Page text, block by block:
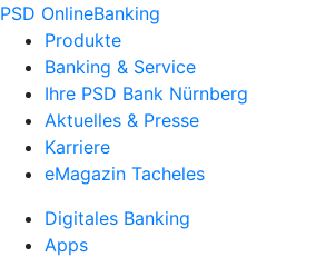
PSD OnlineBanking
Produkte
Banking & Service
Ihre PSD Bank Nürnberg
Aktuelles & Presse
Karriere
eMagazin Tacheles
Digitales Banking
Apps